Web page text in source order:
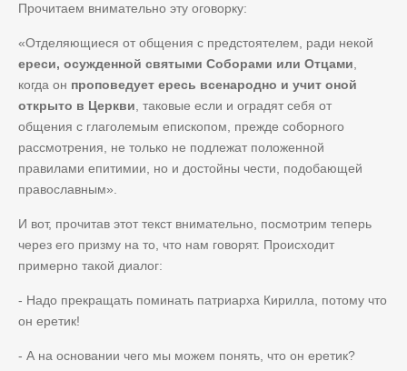
Прочитаем внимательно эту оговорку:
«Отделяющиеся от общения с предстоятелем, ради некой
ереси, осужденной святыми Соборами или Отцами
когда он проповедует ересь всенародно и учит оной
открыто в Церкви , таковые если и оградят себя от
общения с глаголемым епископом, прежде соборного
рассмотрения, не только не подлежат положенной
правилами епитимии, но и достойны чести, подобающей
православным».
И вот, прочитав этот текст внимательно, посмотрим теперь
через его призму на то, что нам говорят. Происходит
примерно такой диалог:
- Надо прекращать поминать патриарха Кирилла, потому что
он еретик!
- А на основании чего мы можем понять, что он еретик?